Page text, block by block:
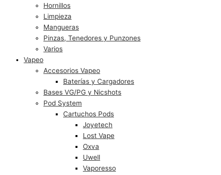
Hornillos
Limpieza
Mangueras
Pinzas, Tenedores y Punzones
Varios
Vapeo
Accesorios Vapeo
Baterías y Cargadores
Bases VG/PG y Nicshots
Pod System
Cartuchos Pods
Joyetech
Lost Vape
Oxva
Uwell
Vaporesso